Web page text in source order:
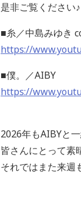
是非ご覧ください♪
■糸／中島みゆき
https://
■僕。／AIBY
https://
2026年もAIBYと
皆さんにとって素
それではまた来週